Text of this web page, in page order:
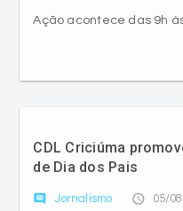
Ação acontece das 9h
CDL Criciúma
de Dia dos Pais
comment Jornalismo access_time 05/